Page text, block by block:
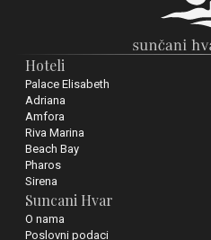
Hoteli
Palace Elisabeth
Adriana
Amfora
Riva Marina
Beach Bay
Pharos
Sirena
Suncani Hvar
O nama
Poslovni podaci